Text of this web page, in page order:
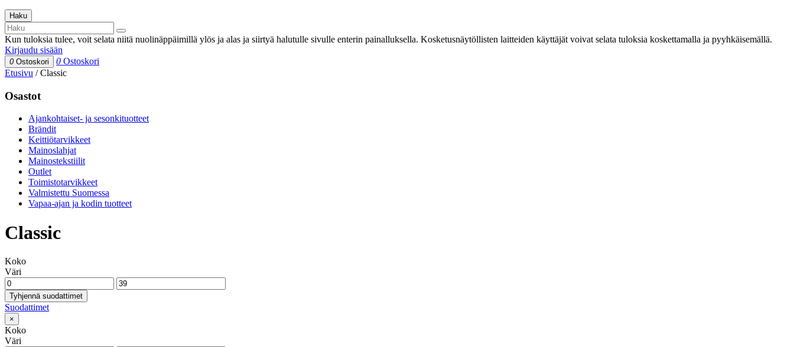
Haku
Kun tuloksia tulee, voit selata niitä nuolinäppäimillä ylös ja alas ja siirtyä halutulle sivulle enterin painalluksella. Kosketusnäytöllisten laitteiden käyttäjät voivat selata tuloksia koskettamalla ja pyyhkäisemällä.
Kirjaudu sisään
0 Ostoskori 0 Ostoskori
Etusivu /Classic
Osastot
Ajankohtaiset- ja sesonkituotteet
Brändit
Keittiötarvikkeet
Mainoslahjat
Mainostekstiilit
Outlet
Toimistotarvikkeet
Valmistettu Suomessa
Vapaa-ajan ja kodin tuotteet
Classic
Koko
Väri
Tyhjennä suodattimet
Suodattimet
×
Koko
Väri